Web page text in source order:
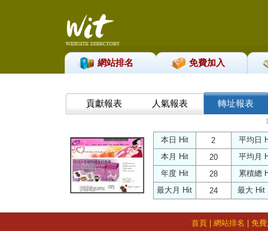
網站排名 免費加入
貢獻報表 人氣報表 轉址報表
本日 Hit 2
平均日
本月 Hit
20
平均月
年度 Hit
28
累積總
最大月 Hit
24 最大 Hit
首頁| 網站排名
免